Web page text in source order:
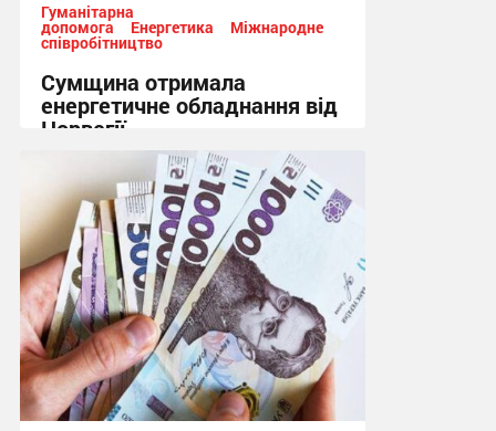
Гуманітарна
допомога Енергетика Міжнародне
співробітництво
Сумщина отримала
енергетичне обладнання від
Норвегії
13:50 вчора